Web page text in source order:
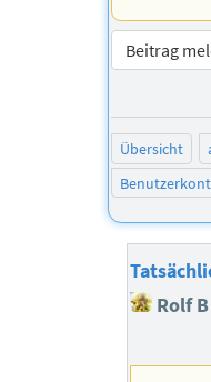
Beitrag
Übersicht
Rolf B